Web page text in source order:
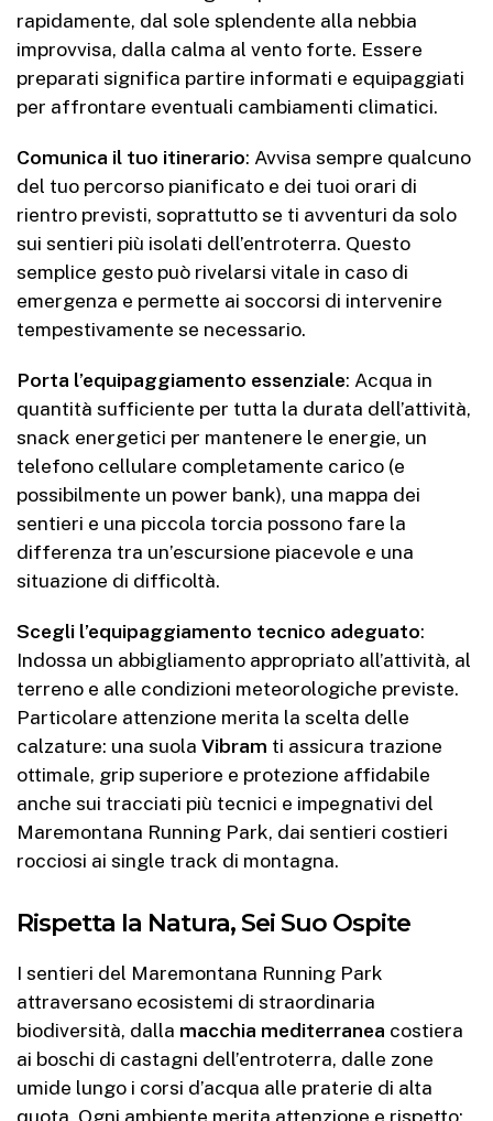
rapidamente, dal sole splendente alla nebbia
improvvisa, dalla calma al vento forte. Essere
preparati significa partire informati e equipaggiati
per affrontare eventuali cambiamenti climatici.
Comunica il tuo itinerario: Avvisa sempre qualcuno
del tuo percorso pianificato e dei tuoi orari di
rientro previsti, soprattutto se ti avventuri da solo
sui sentieri più isolati dell’entroterra. Questo
semplice gesto può rivelarsi vitale in caso di
emergenza e permette ai soccorsi di intervenire
tempestivamente se necessario.
Porta l’equipaggiamento essenziale: Acqua in
quantità sufficiente per tutta la durata dell’attività,
snack energetici per mantenere le energie, un
telefono cellulare completamente carico (e
possibilmente un power bank), una mappa dei
sentieri e una piccola torcia possono fare la
differenza tra un’escursione piacevole e una
situazione di difficoltà.
Scegli l’equipaggiamento tecnico adeguato:
Indossa un abbigliamento appropriato all’attività, al
terreno e alle condizioni meteorologiche previste.
Particolare attenzione merita la scelta delle
calzature: una suola Vibram ti assicura trazione
ottimale, grip superiore e protezione affidabile
anche sui tracciati più tecnici e impegnativi del
Maremontana Running Park, dai sentieri costieri
rocciosi ai single track di montagna.
Rispetta la Natura, Sei Suo Ospite
I sentieri del Maremontana Running Park
attraversano ecosistemi di straordinaria
biodiversità, dalla macchia mediterranea costiera
ai boschi di castagni dell’entroterra, dalle zone
umide lungo i corsi d’acqua alle praterie di alta
quota. Ogni ambiente merita attenzione e rispetto: